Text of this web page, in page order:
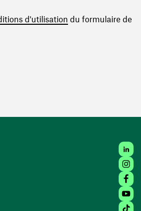
d'utilisation (ouvre une
du formulaire de
une nouvelle fenêtre)